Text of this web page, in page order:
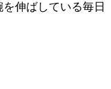
伸ばしている毎日